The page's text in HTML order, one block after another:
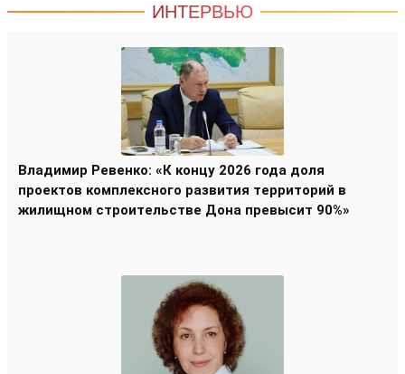
ИНТЕРВЬЮ
Владимир Ревенко: «К концу 2026 года доля
проектов комплексного развития территорий в
жилищном строительстве Дона превысит 90%»